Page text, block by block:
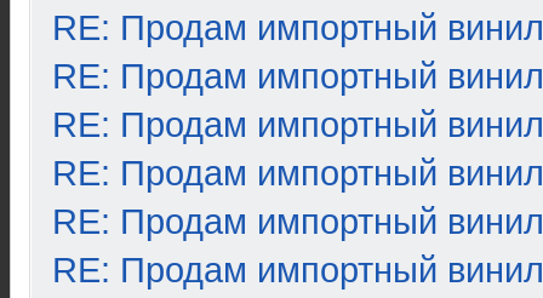
RE: Продам импортный винил
RE: Продам импортный винил
RE: Продам импортный винил
RE: Продам импортный винил
RE: Продам импортный винил
RE: Продам импортный винил